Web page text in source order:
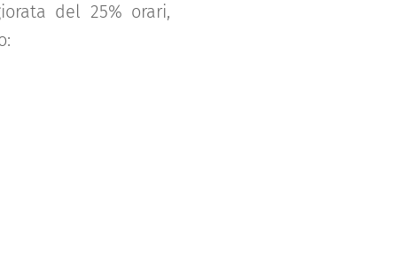
del 25% orari,